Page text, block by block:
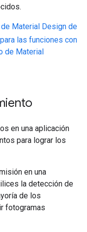
Material Design de
las funciones con
de Material
en una aplicación
para lograr los
en una
la detección de
de los
fotogramas